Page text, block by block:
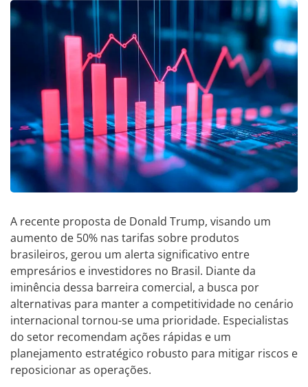
A recente proposta de Donald Trump, visando um
aumento de 50% nas tarifas sobre produtos
brasileiros, gerou um alerta significativo entre
empresários e investidores no Brasil. Diante da
iminência dessa barreira comercial, a busca por
alternativas para manter a competitividade no cenário
internacional tornou-se uma prioridade. Especialistas
do setor recomendam ações rápidas e um
planejamento estratégico robusto para mitigar riscos e
reposicionar as operações.